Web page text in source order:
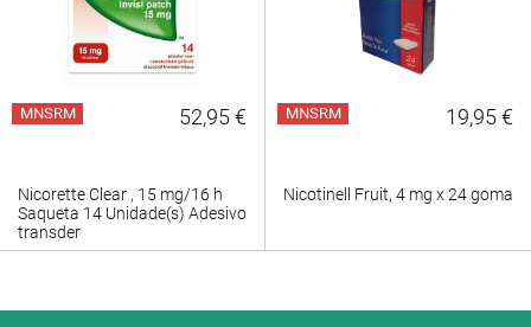
MNSRM 52,95 €
Nicorette Clear , 15 mg/16 h
Saqueta 14 Unidade(s) Adesivo
transder
MNSRM 19,95 €
Nicotinell Fruit, 4 mg x 24 goma